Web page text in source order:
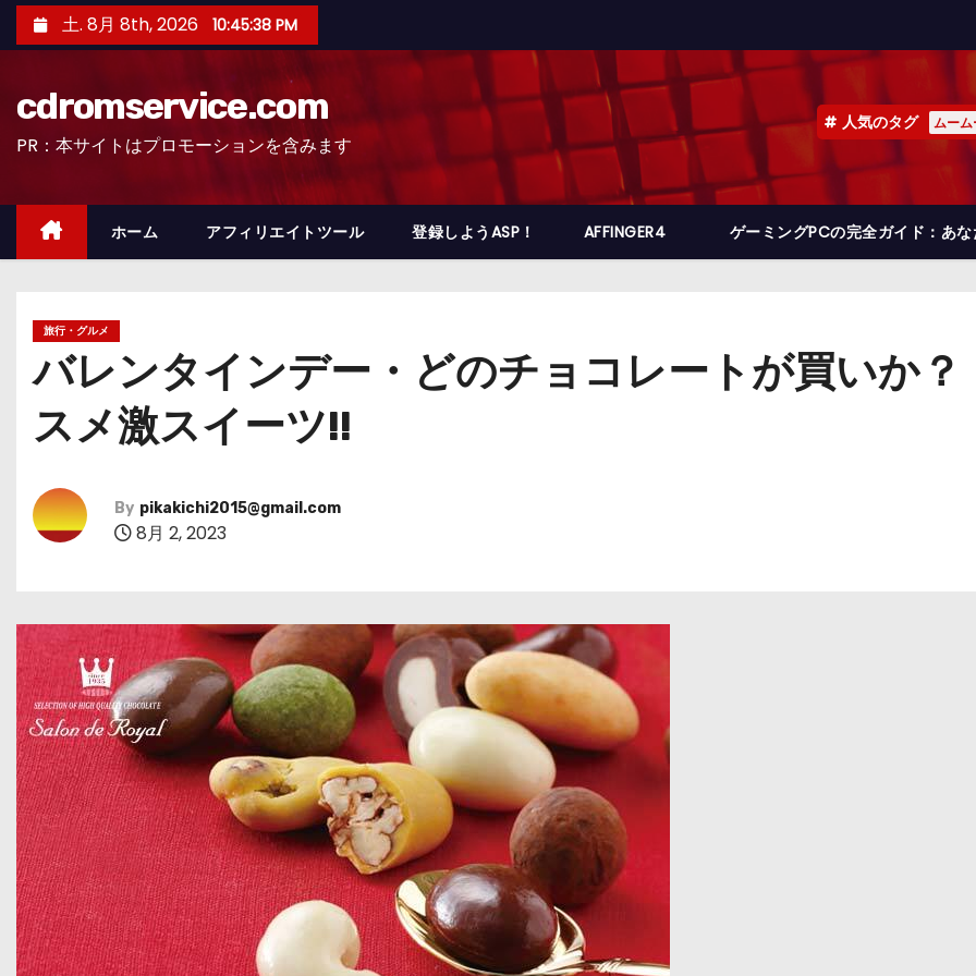
ン
ッ
土. 8月 8th, 2026 10:45:39 PM
cdromservice.com
PR：本サイトはプロモーションを含みます
人気のタグ ムー
ホーム アフィリエイトツール 登録しようASP！ AFFINGER4 ゲーミングPCの完全ガイド：あ
旅行・グルメ
バレンタインデー・どのチョコレートが買い
スメ激スイーツ!!
By pikakichi2015@gmail.com
8月 2, 2023